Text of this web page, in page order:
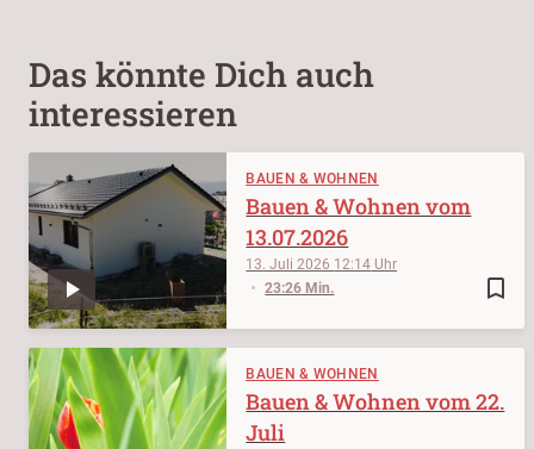
Das könnte Dich auch
interessieren
BAUEN & WOHNEN
bookmark_border
13. Juli 2026 12:14
23:26 Min.
Bauen & Wohnen vom
13.07.2026
BAUEN & WOHNEN
Bauen & Wohnen vom 22.
Juli